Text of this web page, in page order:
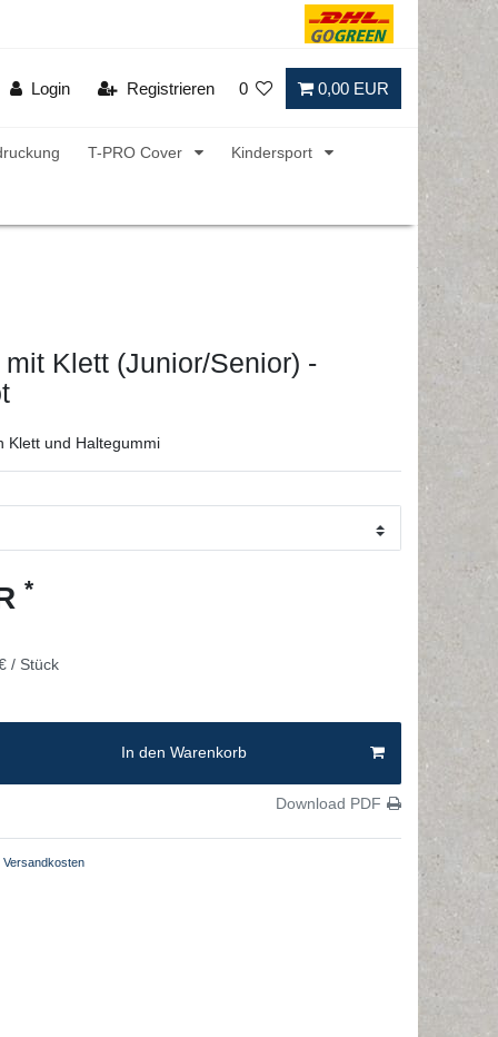
Login Registrieren 0 0,00 EUR
T-PRO Cover Kindersport
Klett (Junior/Senior) -
Klett und Haltegummi
*
/ Stück
In den Warenkorb
Download PDF
Versandkosten